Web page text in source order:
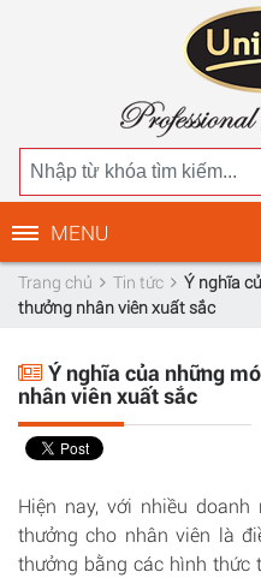
MENU
Trang chủ Tin tức
Ý nghĩa
thưởng nhân viên xuất sắc
Ý nghĩa của những
nhân viên xuất sắc
Hiện nay, với nhiều
thưởng cho nhân viên là
thưởng bằng các hình thức